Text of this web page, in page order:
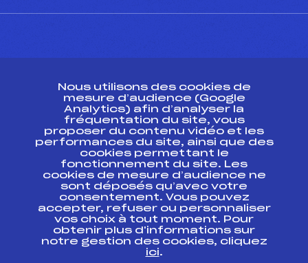
ESPACE PRESSE
Ressources
Pass’Neige
Projet sportif fédéral
Projet de performance fédéral
Antidopage
Pôle Développement, Formation, Suivi
Scientifique
Listes ministérielles
Pôle vie de l’athlète
Nous utilisons des cookies de
mesure d’audience (Google
Analytics) afin d’analyser la
fréquentation du site, vous
proposer du contenu vidéo et les
performances du site, ainsi que des
cookies permettant le
fonctionnement du site. Les
cookies de mesure d’audience ne
sont déposés qu’avec votre
consentement. Vous pouvez
accepter, refuser ou personnaliser
vos choix à tout moment. Pour
obtenir plus d'informations sur
notre gestion des cookies, cliquez
ici.